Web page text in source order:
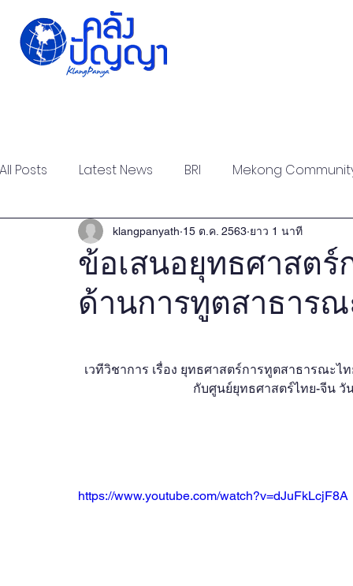
All Posts Latest News BRI Mekong
Strategic Forum Think Tank Forum
Research Articles Policy Briefs
OBOR Monitor East & Southeast Asia Monitor
ข้อเสนอยุทธศาสต
ด้านการทูตสาธาร
klangpanyath 15 ต.ค. 2563 ยาว 1 นาที
เวทีวิชาการ เรื่อง ยุทธศาสตร์การทูตสาธารณะ
กับศูนย์ยุทธศาสตร์ไทย-จีน วั
https://www.youtube.com/watch?v=dJuFkLcjF8A